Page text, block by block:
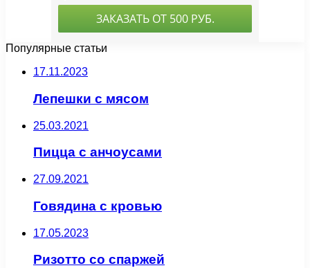
Популярные статьи
17.11.2023
Лепешки с мясом
25.03.2021
Пицца с анчоусами
27.09.2021
Говядина с кровью
17.05.2023
Ризотто со спаржей